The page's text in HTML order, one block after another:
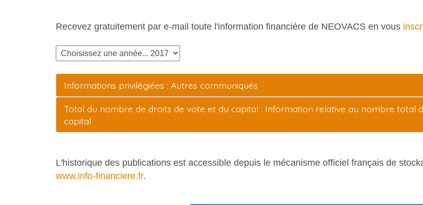
Recevez gratuitement par e-mail toute l'information financière de NEOVACS en vous
Informations privilégiées : Autres communiqués
Total du nombre de droits de vote et du capital : Information relative au nombre total
capital
L'historique des publications est accessible depuis le mécanisme officiel français de
www.info-financiere.fr.